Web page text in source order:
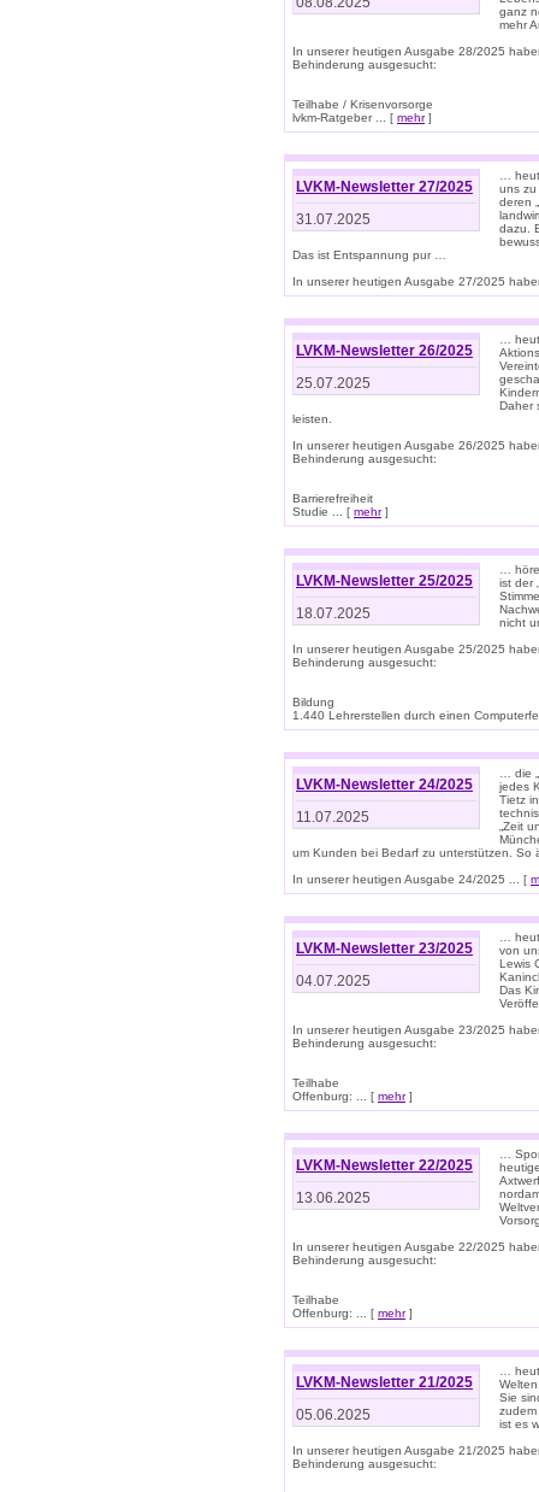
ganz
mehr
In unserer heutigen Ausgabe 28/2025
Behinderung ausgesucht:
Teilhabe / Krisenvorsorge
lvkm-Ratgeber ... [ mehr]
LVKM-Newsletter 27/2025
31.07.2025
…
uns zu
deren
dazu.
Das ist Entspannung pur …
In unserer heutigen Ausgabe 27/2025
LVKM-Newsletter 26/2025
25.07.2025
…
Daher
leisten.
In unserer heutigen Ausgabe 26/2025
Behinderung ausgesucht:
Barrierefreiheit
Studie ... [ mehr]
LVKM-Newsletter 25/2025
18.07.2025
…
ist der
nicht
In unserer heutigen Ausgabe 25/2025
Behinderung ausgesucht:
Bildung
1.440 Lehrerstellen durch einen
LVKM-Newsletter 24/2025
11.07.2025
… die
jedes
Tietz
„Zeit
um Kunden bei Bedarf zu unterstützen.
In unserer heutigen Ausgabe 24/2025 ... [
LVKM-Newsletter 23/2025
04.07.2025
…
von
Lewis
Das
In unserer heutigen Ausgabe 23/2025
Behinderung ausgesucht:
Teilhabe
Offenburg: ... [ mehr]
LVKM-Newsletter 22/2025
13.06.2025
…
In unserer heutigen Ausgabe 22/2025
Behinderung ausgesucht:
Teilhabe
Offenburg: ... [ mehr]
LVKM-Newsletter 21/2025
05.06.2025
…
Sie
ist es
In unserer heutigen Ausgabe 21/2025
Behinderung ausgesucht: